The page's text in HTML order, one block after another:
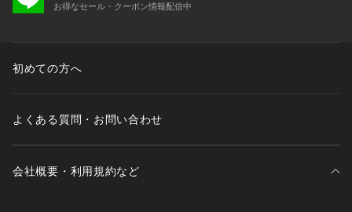
お得なセール・クーポン情報配信中
初めての方へ
よくある質問・お問い合わせ
会社概要・利用規約など